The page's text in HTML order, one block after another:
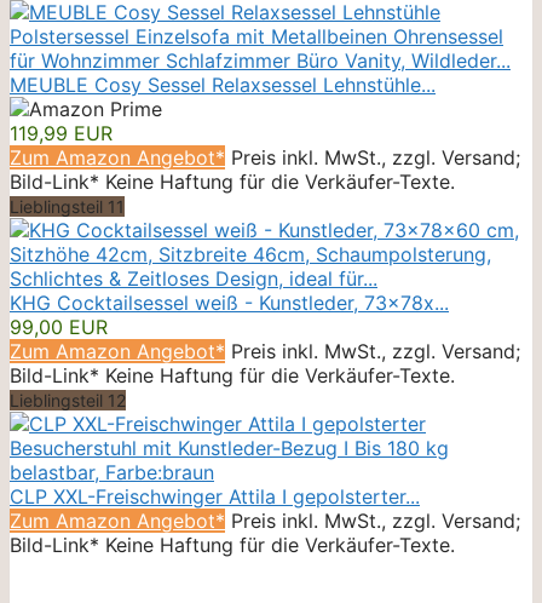
MEUBLE Cosy Sessel Relaxsessel Lehnstühle...
119,99 EUR
Zum Amazon Angebot* Preis inkl. MwSt., zzgl. Versand;
Bild-Link* Keine Haftung für die Verkäufer-Texte.
Lieblingsteil 11
KHG Cocktailsessel weiß - Kunstleder, 73x78x...
99,00 EUR
Zum Amazon Angebot* Preis inkl. MwSt., zzgl. Versand;
Bild-Link* Keine Haftung für die Verkäufer-Texte.
Lieblingsteil 12
CLP XXL-Freischwinger Attila I gepolsterter...
Zum Amazon Angebot* Preis inkl. MwSt., zzgl. Versand;
Bild-Link* Keine Haftung für die Verkäufer-Texte.